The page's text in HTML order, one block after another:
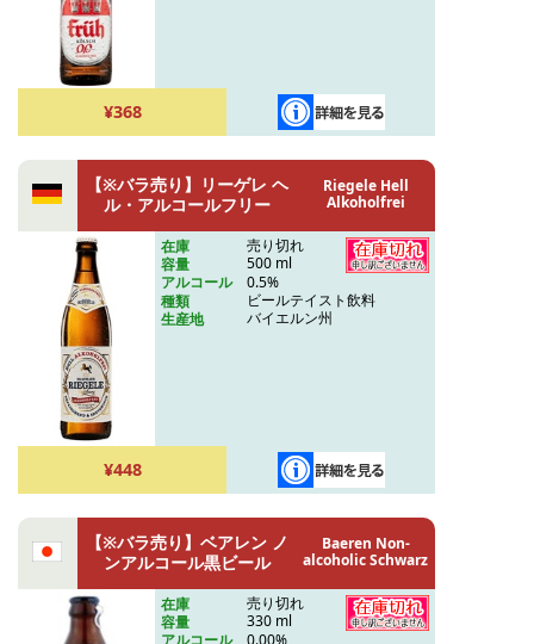
¥368
【※バラ売り】リーゲレ ヘ
ル・アルコールフリー
Riegele Hell
Alkoholfrei
在庫
売り切れ
容量
500 ml
アルコール
0.5%
種類
ビールテイスト飲料
生産地
バイエルン州
¥448
【※バラ売り】ベアレン ノ
ンアルコール黒ビール
Baeren Non-
alcoholic Schwarz
在庫
売り切れ
容量
330 ml
0.00%